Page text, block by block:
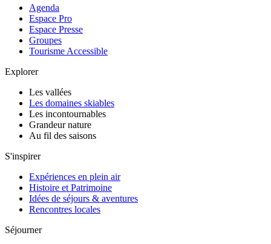
Agenda
Espace Pro
Espace Presse
Groupes
Tourisme Accessible
Explorer
Les vallées
Les domaines skiables
Les incontournables
Grandeur nature
Au fil des saisons
S'inspirer
Expériences en plein air
Histoire et Patrimoine
Idées de séjours & aventures
Rencontres locales
Séjourner